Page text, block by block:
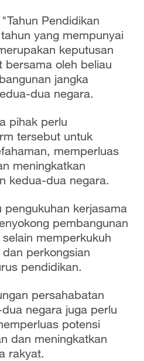
Pendidikan
yang mempunyai
keputusan
bersama oleh beliau
jangka
dua negara.
pihak perlu
tersebut untuk
memperluas
meningkatkan
kedua-dua negara.
pengukuhan kerjasama
pembangunan
memperkukuh
perkongsian
pendidikan.
persahabatan
negara juga perlu
potensi
dan meningkatkan
rakyat.